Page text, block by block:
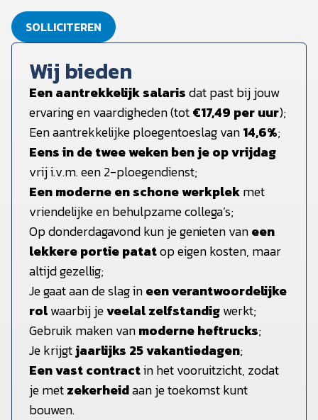
SOLLICITEREN
Wij bieden
Een aantrekkelijk salarisdat past bij jouw
ervaring en vaardigheden (tot€17,49 per uur);
Een aantrekkelijke ploegentoeslag van14,6%;
Eens in de twee weken ben je op vrijdag
vrij i.v.m. een 2-ploegendienst;
Een moderne en schone werkplekmet
vriendelijke en behulpzame collega’s;
Op donderdagavond kun je genieten vaneen
lekkere portie patatop eigen kosten, maar
altijd gezellig;
Je gaat aan de slag ineen verantwoordelijke
rolwaarbij jeveelal zelfstandigwerkt;
Gebruik maken vanmoderne heftrucks;
Je krijgtjaarlijks 25 vakantiedagen;
Een vast contractin het vooruitzicht, zodat
je metzekerheidaan je toekomst kunt
bouwen.